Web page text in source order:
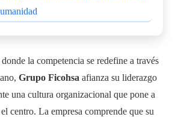
la competencia se redefine a través
Grupo Ficohsa afianza su liderazgo
una cultura organizacional que pone a
centro. La empresa comprende que su